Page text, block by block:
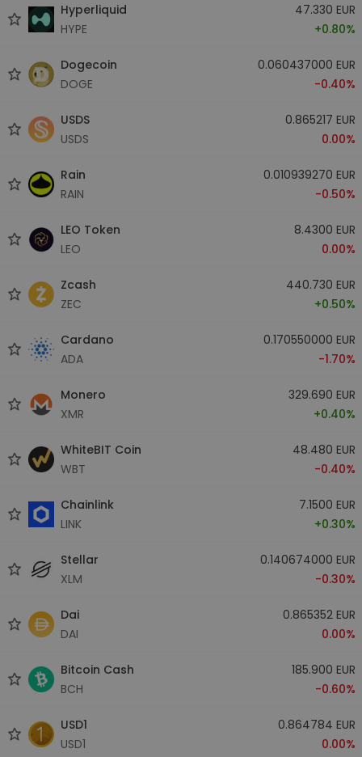
Hyperliquid
HYPE
47.330 EUR
+0.80%
Dogecoin
DOGE
0.060437000 EUR
-0.40%
USDS
USDS
0.865217 EUR
0.00%
Rain
RAIN
0.010939270 EUR
-0.50%
LEO Token
LEO
8.4300 EUR
0.00%
Zcash
ZEC
440.730 EUR
+0.50%
Cardano
ADA
0.170550000 EUR
-1.70%
Monero
XMR
329.690 EUR
+0.40%
WhiteBIT Coin
WBT
48.480 EUR
-0.40%
Chainlink
LINK
7.1500 EUR
+0.30%
Stellar
XLM
0.140674000 EUR
-0.30%
Dai
DAI
0.865352 EUR
0.00%
Bitcoin Cash
BCH
185.900 EUR
-0.60%
USD1
USD1
0.864784 EUR
0.00%